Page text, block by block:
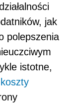
jak
polepszenia
istotne,
koszty